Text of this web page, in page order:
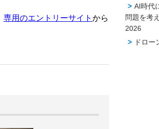
専用のエントリーサイト から
AI時代
問題を考
ドロ